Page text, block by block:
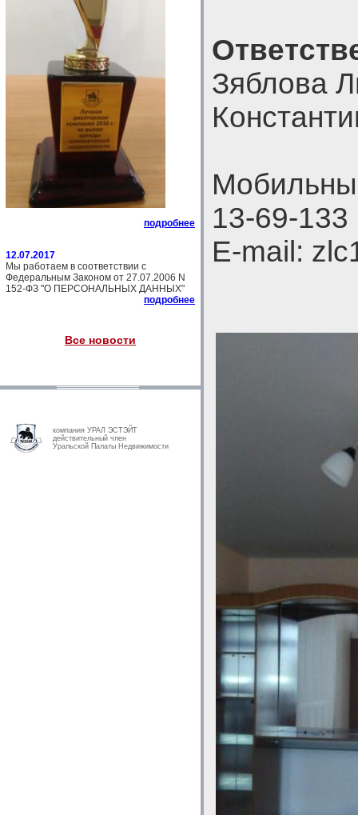
подробнее
12.07.2017
Мы работаем в соответствии с
Федеральным Законом от 27.07.2006 N
152-ФЗ "О ПЕРСОНАЛЬНЫХ ДАННЫХ"
подробнее
Все новости
компания УРАЛ ЭСТЭЙТ
действительный член
Уральской Палаты Недвижимости
Зяблова
13-69-133
E-mail: